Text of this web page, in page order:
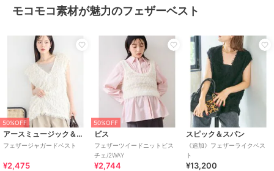
モコモコ素材が魅力のフェザーベスト
50%OFF
アースミュージック＆エコロジー
フェザージャガードベスト
¥2,475
50%OFF
ビス
フェザーツイードニットビス
チェ/2WAY
¥2,744
スピック＆スパン
《追加》フェザーライクベス
ト
¥13,200